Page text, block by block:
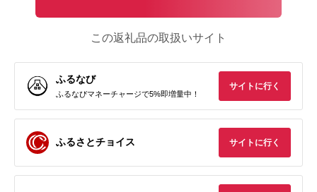
この返礼品の取扱いサイト
ふるなび
ふるなびマネーチャージで5%即増量中！
サイトに行く
ふるさとチョイス サイトに行く